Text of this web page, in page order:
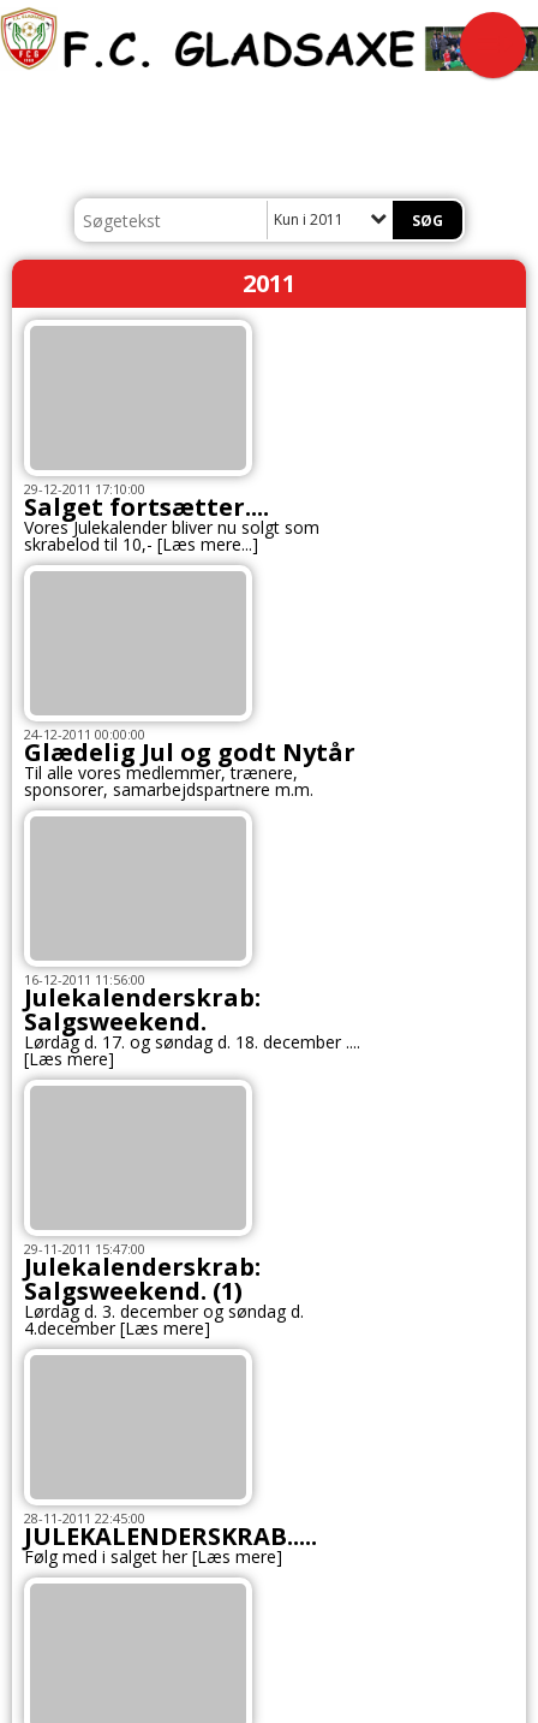
Kun i 2011
2011
29-12-2011 17:10:00
Salget fortsætter....
Vores Julekalender bliver nu solgt som
skrabelod til 10,- [Læs mere...]
24-12-2011 00:00:00
Glædelig Jul og godt Nytår
Til alle vores medlemmer, trænere,
sponsorer, samarbejdspartnere m.m.
16-12-2011 11:56:00
Julekalenderskrab:
Salgsweekend.
Lørdag d. 17. og søndag d. 18. december ....
[Læs mere]
29-11-2011 15:47:00
Julekalenderskrab:
Salgsweekend. (1)
Lørdag d. 3. december og søndag d.
4.december [Læs mere]
28-11-2011 22:45:00
JULEKALENDERSKRAB.....
Følg med i salget her [Læs mere]